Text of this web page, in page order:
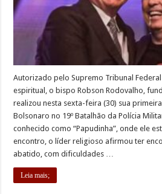
Autorizado pelo Supremo Tribunal Federal
espiritual, o bispo Robson Rodovalho,
realizou nesta sexta-feira (30) sua
Bolsonaro no 19º Batalhão da Polícia
conhecido como “Papudinha”, onde ele
encontro, o líder religioso afirmou ter
abatido, com dificuldades …
Leia mais;